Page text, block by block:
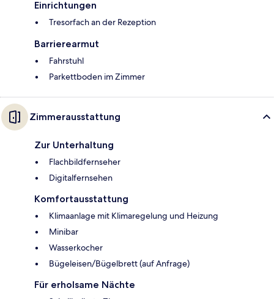
Einrichtungen
Tresorfach an der Rezeption
Barrierearmut
Fahrstuhl
Parkettboden im Zimmer
Zimmerausstattung
Zur Unterhaltung
Flachbildfernseher
Digitalfernsehen
Komfortausstattung
Klimaanlage mit Klimaregelung und Heizung
Minibar
Wasserkocher
Bügeleisen/Bügelbrett (auf Anfrage)
Für erholsame Nächte